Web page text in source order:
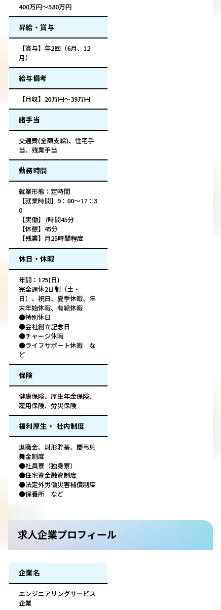
400万円～580万円
昇給・賞与
【賞与】年2回（6月、12
月）
給与備考
【月収】20万円～39万円
諸手当
交通費(全額支給)、住宅手
当、残業手当
勤務時間
就業形態：定時間
【就業時間】9：00～17：3
0
【実働】7時間45分
【休憩】45分
【残業】月25時間程度
休日・休暇
年間：125(日)
完全週休2日制（土・
日）、祝日、夏季休暇、年
末年始休暇、有給休暇
●特別休日
●会社創立記念日
●チャージ休暇
●ライフサポート休暇 な
ど
保険
健康保険、厚生年金保険、
雇用保険、労災保険
福利厚生・ 社内制度
退職金、財形貯蓄、慶弔見
舞金制度
●社員寮（独身寮）
●住宅資金融資制度
●法定外労働災害補償制度
●保養所 など
求人企業プロフィール
企業名
エンジニアリングサービス
企業